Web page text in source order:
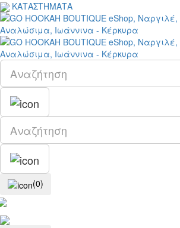
ΚΑΤΑΣΤΗΜΑΤΑ
(0)